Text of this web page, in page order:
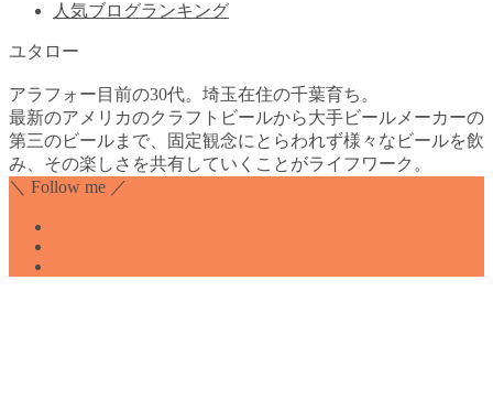
人気ブログランキング
ユタロー
アラフォー目前の30代。埼玉在住の千葉育ち。
最新のアメリカのクラフトビールから大手ビールメーカーの
第三のビールまで、固定観念にとらわれず様々なビールを飲
み、その楽しさを共有していくことがライフワーク。
＼ Follow me ／